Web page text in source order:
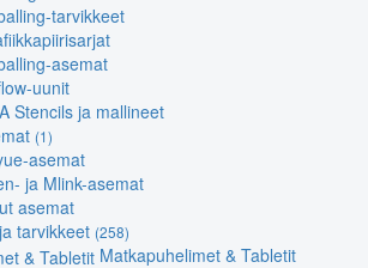
tarvikkeet
asemat
uunit
Stencils ja mallineet
(1)
asemat
ja Mlink-asemat
asemat
tarvikkeet (258)
Matkapuhelimet & Tabletit